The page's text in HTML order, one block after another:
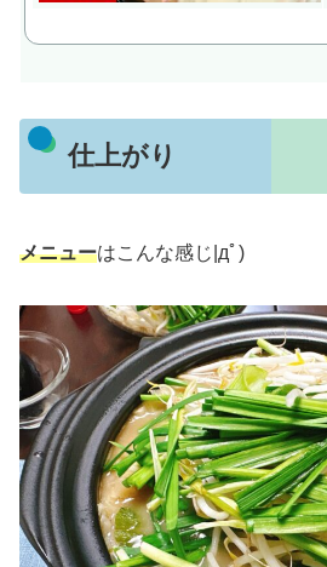
仕上がり
メニューはこんな感じ|дﾟ)